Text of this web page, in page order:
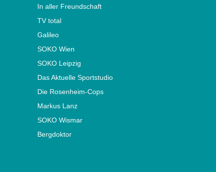
In aller Freundschaft
TV total
Galileo
SOKO Wien
SOKO Leipzig
Das Aktuelle Sportstudio
Die Rosenheim-Cops
Markus Lanz
SOKO Wismar
Bergdoktor